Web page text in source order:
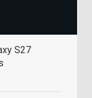
S27